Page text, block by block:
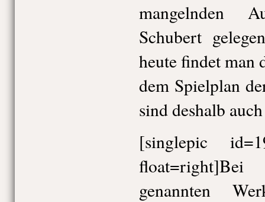
mangelnden
Schubert
heute findet man
dem Spielplan
sind deshalb
[singlepic
genannten